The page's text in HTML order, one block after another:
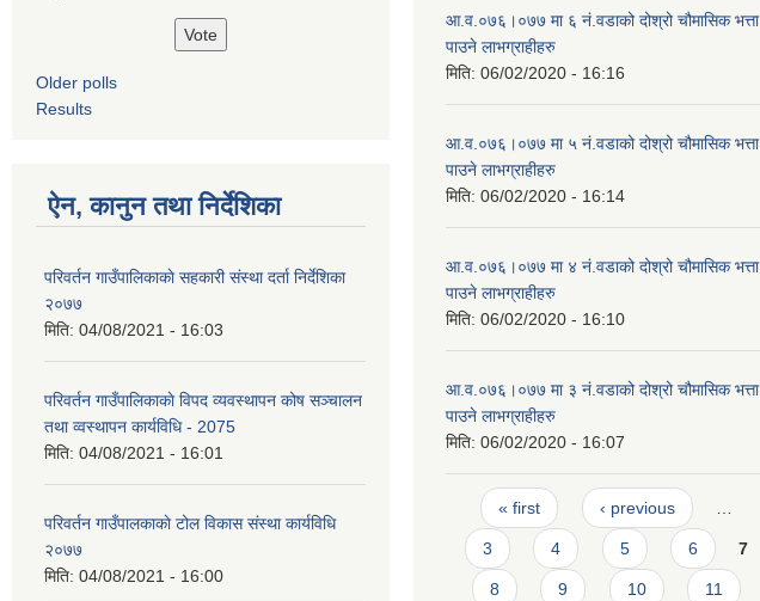
Older polls
Results
ऐन, कानुन तथा निर्देशिका
परिवर्तन गाउँपालिकाकाे सहकारी संस्था दर्ता निर्देशिका
२०७७
मिति: 04/08/2021 - 16:03
परिवर्तन गाउँपालिकाकाे विपद व्यवस्थापन कोष सञ्चालन
तथा व्वस्थापन कार्यविधि - 2075
मिति: 04/08/2021 - 16:01
परिवर्तन गाउँपालकाकाे टोल विकास संस्था कार्यविधि
२०७७
मिति: 04/08/2021 - 16:00
आ‍.व.०७६।०७७ मा ६ नं.वडाको दोश्रो चौमासिक भत्ता
पाउने लाभग्राहीहरु
मिति: 06/02/2020 - 16:16
आ‍.व.०७६।०७७ मा ५ नं.वडाको दोश्रो चौमासिक भत्ता
पाउने लाभग्राहीहरु
मिति: 06/02/2020 - 16:14
आ‍.व.०७६।०७७ मा ४ नं.वडाको दोश्रो चौमासिक भत्ता
पाउने लाभग्राहीहरु
मिति: 06/02/2020 - 16:10
आ‍.व.०७६।०७७ मा ३ नं.वडाको दोश्रो चौमासिक भत्ता
पाउने लाभग्राहीहरु
मिति: 06/02/2020 - 16:07
Pages
« first ‹ previous
3 4 5 6 7
8 9 10 11